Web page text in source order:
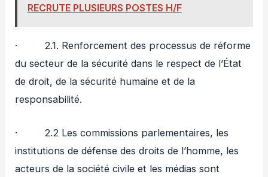
RECRUTE PLUSIEURS POSTES H/F
· 2.1. Renforcement des processus de réforme
du secteur de la sécurité dans le respect de l’État
de droit, de la sécurité humaine et de la
responsabilité.
· 2.2 Les commissions parlementaires, les
institutions de défense des droits de l’homme, les
acteurs de la société civile et les médias sont